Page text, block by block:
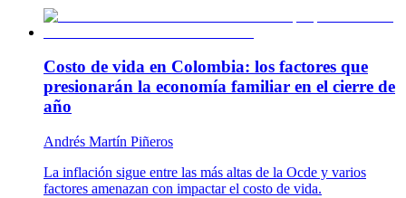
Costo de vida en Colombia: los factores que
presionarán la economía familiar en el cierre de
año
Andrés Martín Piñeros
La inflación sigue entre las más altas de la Ocde y varios
factores amenazan con impactar el costo de vida.